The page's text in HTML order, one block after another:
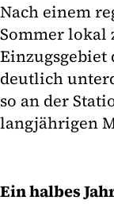
Nach einem
Sommer lokal
deutlich
so an der
langjährigen
Ein halbes